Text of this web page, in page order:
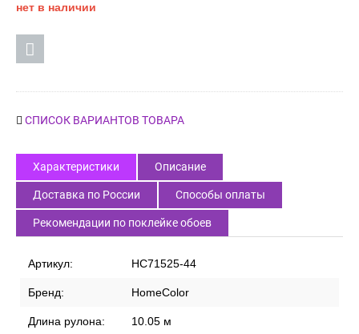
нет в наличии
СПИСОК ВАРИАНТОВ ТОВАРА
Характеристики Описание
Доставка по России Способы оплаты
Рекомендации по поклейке обоев
Артикул: HC71525-44
Бренд: HomeColor
Длина рулона: 10.05 м